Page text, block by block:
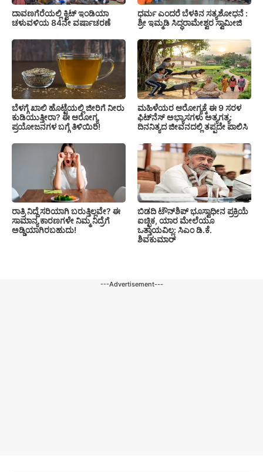
ದಾವಣಗೆರೆಯಲ್ಲಿ ಕ್ವಿಟ್ ಇಂಡಿಯಾ
ಚಳುವಳಿಯ 84ನೇ ವರ್ಷಾಚರಣೆ
ಧರ್ಮ ಎಂದರೆ ಬೆಳಕಿನ ಸತ್ಯಶೋಧನೆ :
ಶ್ರೀ ಇಮ್ಮಡಿ ಸಿದ್ಧರಾಮೇಶ್ವರ ಸ್ವಾಮೀಜಿ
ಬೆಳಗ್ಗೆ ಖಾಲಿ ಹೊಟ್ಟೆಯಲ್ಲಿ ಜೀರಿಗೆ ನೀರು
ಕುಡಿಯುತ್ತೀರಾ? ಈ ಆರೋಗ್ಯ
ಪ್ರಯೋಜನಗಳ ಬಗ್ಗೆ ತಿಳಿಯಿರಿ!
ಮಹಿಳೆಯರ ಆರೋಗ್ಯಕ್ಕೆ ಈ 9 ಸರಳ
ಫಿಟ್‌ನೆಸ್‌ ಅಭ್ಯಾಸಗಳು ಅತ್ಯಗತ್ಯ:
ದಿನನಿತ್ಯದ ಜೀವನದಲ್ಲಿ ತಪ್ಪದೇ ಪಾಲಿಸಿ
ರಾತ್ರಿ ನಿದ್ದೆ ಸರಿಯಾಗಿ ಬರುತ್ತಿಲ್ಲವೇ? ಈ
ಸಾಮಾನ್ಯ ಕಾರಣಗಳೇ ನಿಮ್ಮ ನಿದ್ರೆಗೆ
ಅಡ್ಡಿಯಾಗಿರಬಹುದು!
ಬಿಡದಿ ಟೌನ್‌ಶಿಪ್‌ ಭೂಸ್ವಾಧೀನ ಪ್ರಕ್ರಿಯೆ
ಐಚ್ಛಿಕ, ಯಾರ ಮೇಲೆಯೂ
ಒತ್ತಾಯವಿಲ್ಲ: ಸಿಎಂ ಡಿ.ಕೆ.
ಶಿವಕುಮಾರ್
---Advertisement---